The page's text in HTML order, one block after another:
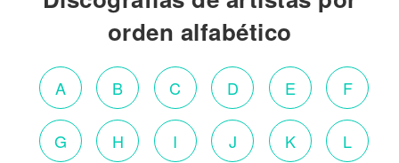
orden alfabético
A B C D E F
G H I J K L